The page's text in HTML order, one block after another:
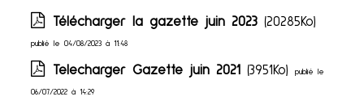
Télécharger la gazette juin 2023 (20285Ko)
publié le 04/08/2023 à 11:48
Telecharger Gazette juin 2021 (3951Ko)publié le
06/07/2022 à 14:29